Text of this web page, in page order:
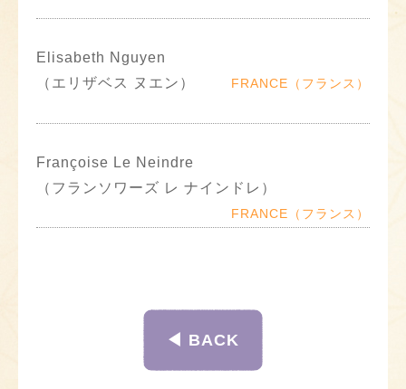
Elisabeth Nguyen
（エリザベス ヌエン）
FRANCE（フランス）
Françoise Le Neindre
（フランソワーズ レ ナインドレ）
FRANCE（フランス）
◀︎ BACK